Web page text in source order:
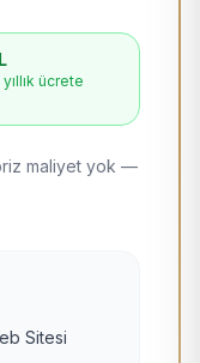
ücrete
maliyet yok —
Sitesi